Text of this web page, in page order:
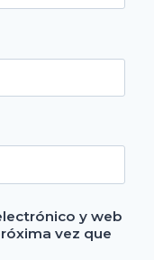
y web
vez que